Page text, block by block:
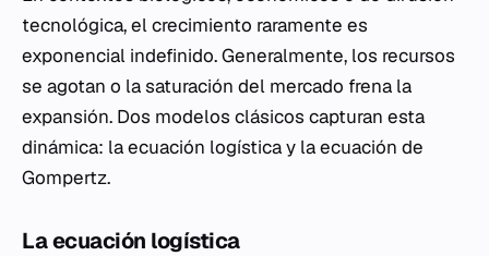
tecnológica, el crecimiento raramente es
exponencial indefinido. Generalmente, los recursos
se agotan o la saturación del mercado frena la
expansión. Dos modelos clásicos capturan esta
dinámica: la ecuación logística y la ecuación de
Gompertz.
La ecuación logística